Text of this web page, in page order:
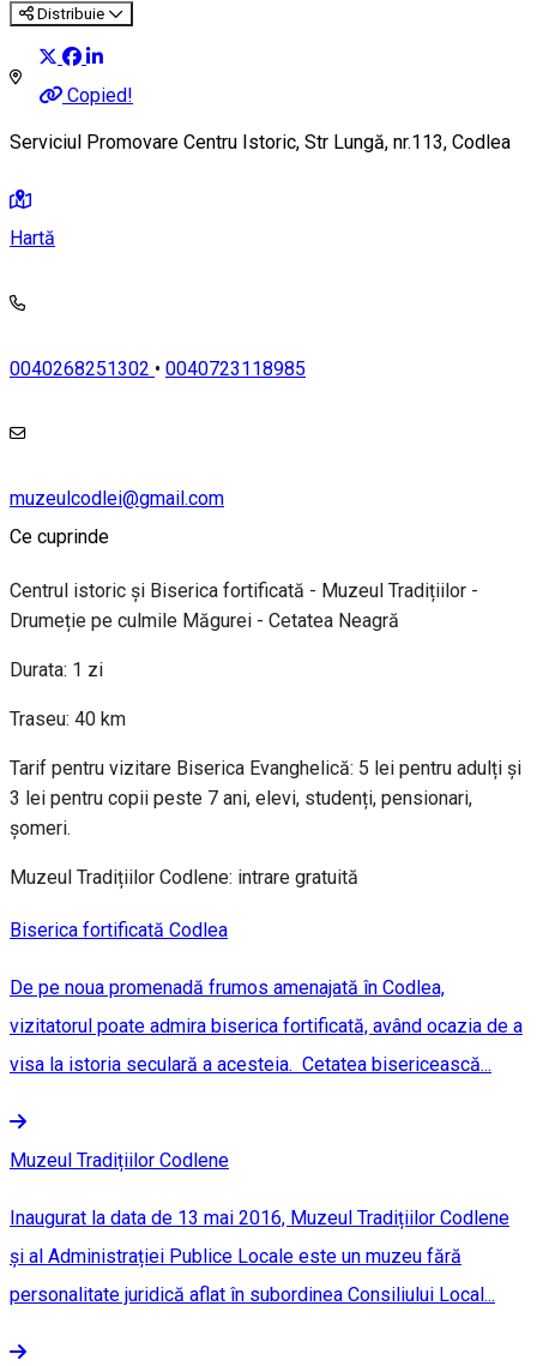
Distribuie
Copied!
Serviciul Promovare Centru Istoric, Str Lungă, nr.113, Codlea
Hartă
0040268251302 • 0040723118985
muzeulcodlei@gmail.com
Ce cuprinde
Centrul istoric și Biserica fortificată - Muzeul Tradițiilor -
Drumeție pe culmile Măgurei - Cetatea Neagră
Durata: 1 zi
Traseu: 40 km
Tarif pentru vizitare Biserica Evanghelică: 5 lei pentru adulți și
3 lei pentru copii peste 7 ani, elevi, studenți, pensionari,
șomeri.
Muzeul Tradițiilor Codlene: intrare gratuită
Biserica fortificată Codlea
De pe noua promenadă frumos amenajată în Codlea,
vizitatorul poate admira biserica fortificată, având ocazia de a
visa la istoria seculară a acesteia. Cetatea bisericească...
Muzeul Tradițiilor Codlene
Inaugurat la data de 13 mai 2016, Muzeul Tradițiilor Codlene
și al Administrației Publice Locale este un muzeu fără
personalitate juridică aflat în subordinea Consiliului Local...